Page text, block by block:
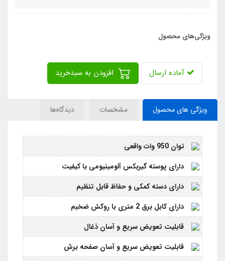
ویژگی‌های محصول
آماده ارسال
ویژگی های محصول مشخصات دیدگاه‌ها
توان 950 وات واقعی
دارای پوسته گیربکس آلومینیومی با کیفیت
دارای دسته کمکی و حفاظ قابل تنظیم
دارای کابل برق 2 متری با روکش ضخیم
قابلیت تعویض سریع و آسان ذغال
قابلیت تعویض سریع و آسان صفحه برش